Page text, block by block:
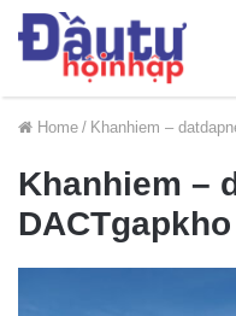
Home / Khanhiem –
Khanhiem –
DACTgapkho